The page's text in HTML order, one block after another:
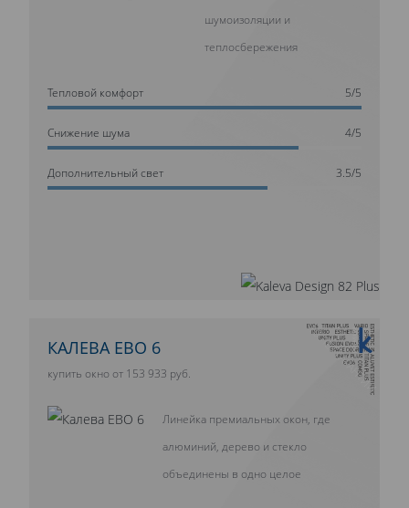
шумоизоляции и
теплосбережения
Тепловой комфорт 5/5
Cнижение шума 4/5
Дополнительный свет 3.5/5
10 ЛЕТ ГАРАНТИИ
КАЛЕВА ЕВО 6
купить окно от 153 933 руб.
Линейка премиальных окон, где
алюминий, дерево и стекло
объединены в одно целое